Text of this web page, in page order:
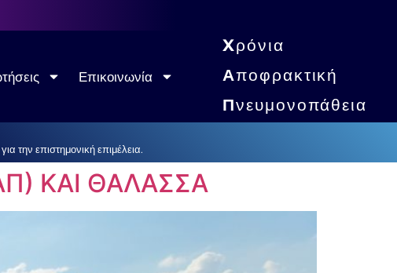
Επικοινωνία
Xρόνια
Αποφρακτική
Πνευμονοπάθεια
την επιστημονική επιμέλεια.
ΚΑΙ ΘΑΛΑΣΣΑ